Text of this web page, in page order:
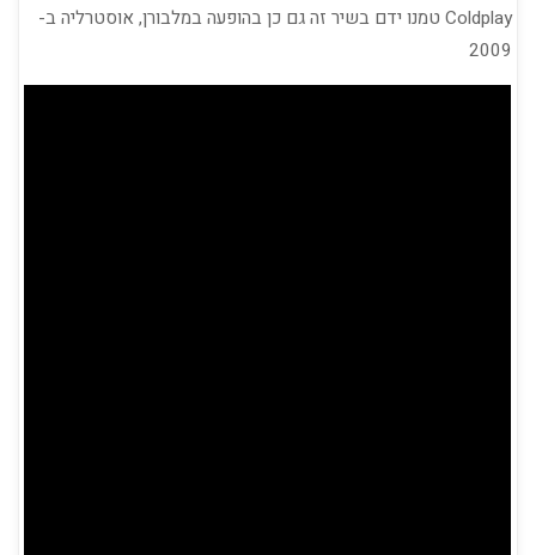
Coldplay טמנו ידם בשיר זה גם כן בהופעה במלבורן, אוסטרליה ב-
2009